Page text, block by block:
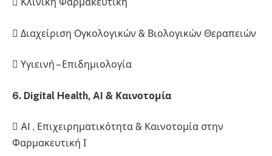
 Διαχείριση Ογκολογικών & Βιολογικών Θεραπειών
 Υγιεινή – Επιδημιολογία
6. Digital Health, AI & Καινοτομία
 AI , Επιχειρηματικότητα & Καινοτομία στην
Φαρμακευτική Ι